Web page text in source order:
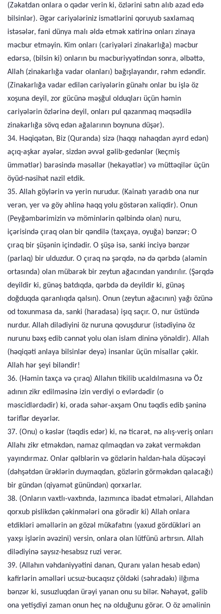
(Zəkatdan onlara o qədər verin ki, özlərini satın alıb azad edə
bilsinlər). Əgər cariyələriniz ismətlərini qoruyub saxlamaq
istəsələr, fani dünya malı əldə etmək xatirinə onları zinaya
məcbur etməyin. Kim onları (cariyələri zinakarlığa) məcbur
edərsə, (bilsin ki) onların bu məcburiyyətindən sonra, əlbəttə,
Allah (zinakarlığa vadar olanları) bağışlayandır, rəhm edəndir.
(Zinakarlığa vadar edilən cariyələrin günahı onlar bu işlə öz
xoşuna deyil, zor gücünə məşğul olduqları üçün həmin
cariyələrin özlərinə deyil, onları pul qazanmaq məqsədilə
zinakarlığa sövq edən ağalarının boynuna düşər).
34. Həqiqətən, Biz (Quranda) sizə (haqqı nahaqdan ayırd edən)
açıq-aşkar ayələr, sizdən əvvəl gəlib-gedənlər (keçmiş
ümmətlər) barəsində məsəllər (hekayətlər) və müttəqilər üçün
öyüd-nəsihət nazil etdik.
35. Allah göylərin və yerin nurudur. (Kainatı yaradıb ona nur
verən, yer və göy əhlinə haqq yolu göstərən xaliqdir). Onun
(Peyğəmbərimizin və möminlərin qəlbində olan) nuru,
içərisində çıraq olan bir qəndilə (taxçaya, oyuğa) bənzər; O
çıraq bir şüşənin içindədir. O şüşə isə, sanki inciyə bənzər
(parlaq) bir ulduzdur. O çıraq nə şərqdə, nə də qərbdə (aləmin
ortasında) olan mübarək bir zeytun ağacından yandırılır. (Şərqdə
deyildir ki, günəş batdıqda, qərbdə də deyildir ki, günəş
doğduqda qaranlıqda qalsın). Onun (zeytun ağacının) yağı özünə
od toxunmasa da, sanki (haradasa) işıq saçır. O, nur üstündə
nurdur. Allah dilədiyini öz nuruna qovuşdurur (istədiyinə öz
nurunu bəxş edib cənnət yolu olan islam dininə yönəldir). Allah
(həqiqəti anlaya bilsinlər deyə) insanlar üçün misallar çəkir.
Allah hər şeyi biləndir!
36. (Həmin taxça və çıraq) Allahın tikilib ucaldılmasına və Öz
adının zikr edilməsinə izin verdiyi o evlərdədir (o
məscidlərdədir) ki, orada səhər-axşam Onu təqdis edib şəninə
təriflər deyərlər.
37. (Onu) o kəslər (təqdis edər) ki, nə ticarət, nə alış-veriş onları
Allahı zikr etməkdən, namaz qılmaqdan və zəkat verməkdən
yayındırmaz. Onlar qəlblərin və gözlərin haldan-hala düşəcəyi
(dəhşətdən ürəklərin duymaqdan, gözlərin görməkdən qalacağı)
bir gündən (qiyamət günündən) qorxarlar.
38. (Onların vaxtlı-vaxtında, lazımınca ibadət etmələri, Allahdan
qorxub pislikdən çəkinmələri ona görədir ki) Allah onlara
etdikləri əməllərin ən gözəl mükafatını (yaxud gördükləri ən
yaxşı işlərin əvəzini) versin, onlara olan lütfünü artırsın. Allah
dilədiyinə saysız-hesabsız ruzi verər.
39. (Allahın vəhdaniyyətini danan, Quranı yalan hesab edən)
kafirlərin əməlləri ucsuz-bucaqsız çöldəki (səhradakı) ilğıma
bənzər ki, susuzluqdan ürəyi yanan onu su bilər. Nəhayət, gəlib
ona yetişdiyi zaman onun heç nə olduğunu görər. O öz əməlinin